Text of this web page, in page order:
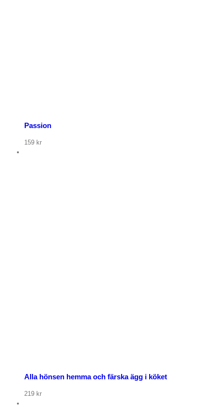
Passion
159 kr
Alla hönsen hemma och färska ägg i köket
219 kr